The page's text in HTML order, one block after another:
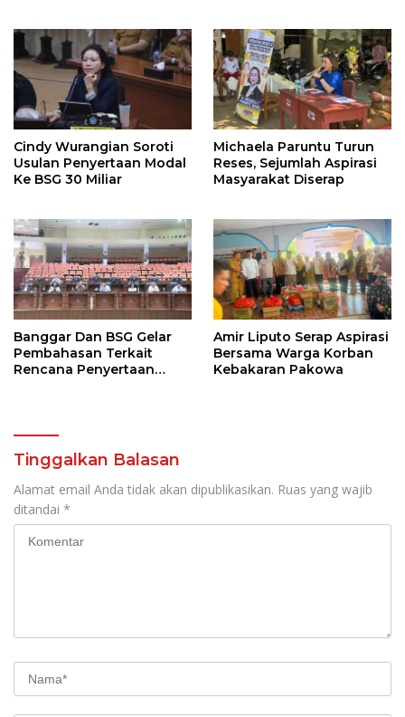
Tahun Depan
Cindy Wurangian Soroti
Usulan Penyertaan Modal
Ke BSG 30 Miliar
Michaela Paruntu Turun
Reses, Sejumlah Aspirasi
Masyarakat Diserap
Banggar Dan BSG Gelar
Pembahasan Terkait
Rencana Penyertaan
Amir Liputo Serap Aspirasi
Bersama Warga Korban
Kebakaran Pakowa
Tinggalkan Balasan
Alamat email Anda tidak akan dipublikasikan. Ruas yang wajib
ditandai *